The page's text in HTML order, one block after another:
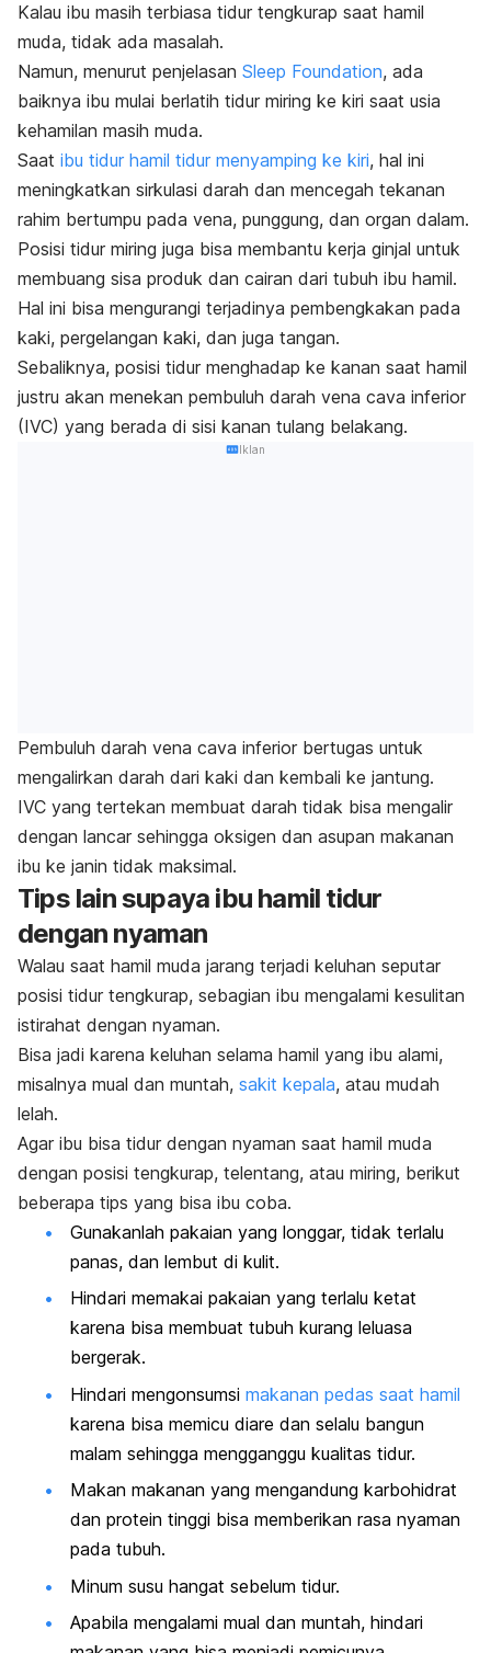
Kalau ibu masih terbiasa tidur tengkurap saat hamil
muda, tidak ada masalah.
Namun, menurut penjelasan Sleep Foundation, ada
baiknya ibu mulai berlatih tidur miring ke kiri saat usia
kehamilan masih muda.
Saat ibu tidur hamil tidur menyamping ke kiri, hal ini
meningkatkan sirkulasi darah dan mencegah tekanan
rahim bertumpu pada vena, punggung, dan organ dalam.
Posisi tidur miring juga bisa membantu kerja ginjal untuk
membuang sisa produk dan cairan dari tubuh ibu hamil.
Hal ini bisa mengurangi terjadinya pembengkakan pada
kaki, pergelangan kaki, dan juga tangan.
Sebaliknya, posisi tidur menghadap ke kanan saat hamil
justru akan menekan pembuluh darah vena cava inferior
(IVC) yang berada di sisi kanan tulang belakang.
Iklan
Pembuluh darah vena cava inferior bertugas untuk
mengalirkan darah dari kaki dan kembali ke jantung.
IVC yang tertekan membuat darah tidak bisa mengalir
dengan lancar sehingga oksigen dan asupan makanan
ibu ke janin tidak maksimal.
Tips lain supaya ibu hamil tidur
dengan nyaman
Walau saat hamil muda jarang terjadi keluhan seputar
posisi tidur tengkurap, sebagian ibu mengalami kesulitan
istirahat dengan nyaman.
Bisa jadi karena keluhan selama hamil yang ibu alami,
misalnya mual dan muntah, sakit kepala, atau mudah
lelah.
Agar ibu bisa tidur dengan nyaman saat hamil muda
dengan posisi tengkurap, telentang, atau miring, berikut
beberapa tips yang bisa ibu coba.
Gunakanlah pakaian yang longgar, tidak terlalu
panas, dan lembut di kulit.
Hindari memakai pakaian yang terlalu ketat
karena bisa membuat tubuh kurang leluasa
bergerak.
Hindari mengonsumsi makanan pedas saat hamil
karena bisa memicu diare dan selalu bangun
malam sehingga mengganggu kualitas tidur.
Makan makanan yang mengandung karbohidrat
dan protein tinggi bisa memberikan rasa nyaman
pada tubuh.
Minum susu hangat sebelum tidur.
Apabila mengalami mual dan muntah, hindari